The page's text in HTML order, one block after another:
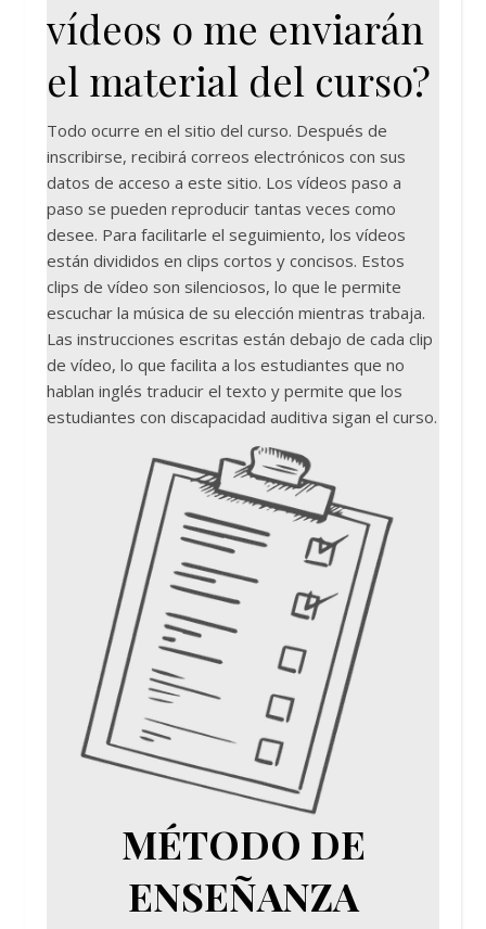
vídeos o me enviarán
el material del curso?
Todo ocurre en el sitio del curso. Después de
inscribirse, recibirá correos electrónicos con sus
datos de acceso a este sitio. Los vídeos paso a
paso se pueden reproducir tantas veces como
desee. Para facilitarle el seguimiento, los vídeos
están divididos en clips cortos y concisos. Estos
clips de vídeo son silenciosos, lo que le permite
escuchar la música de su elección mientras trabaja.
Las instrucciones escritas están debajo de cada clip
de vídeo, lo que facilita a los estudiantes que no
hablan inglés traducir el texto y permite que los
estudiantes con discapacidad auditiva sigan el curso.
MÉTODO DE
ENSEÑANZA